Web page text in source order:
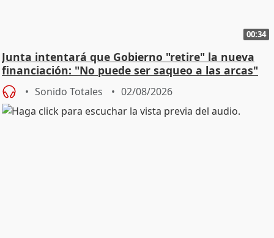
00:34
Junta intentará que Gobierno "retire" la nueva
financiación: "No puede ser saqueo a las arcas"
Sonido Totales 02/08/2026